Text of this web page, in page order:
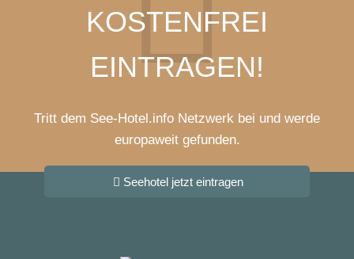
KOSTENFREI
EINTRAGEN!
Tritt dem See-Hotel.info Netzwerk bei und werde
europaweit gefunden.
Seehotel jetzt eintragen